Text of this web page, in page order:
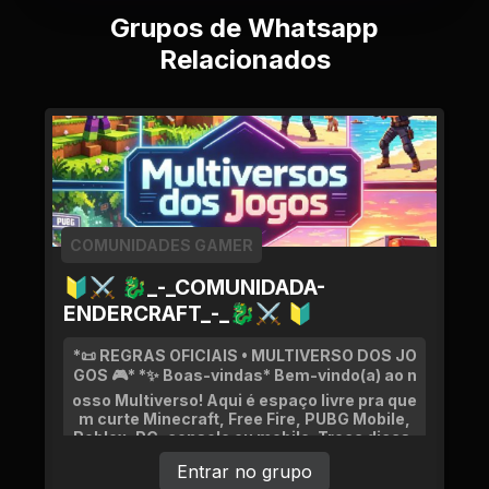
Grupos de Whatsapp
Relacionados
🔰⚔ 🐉_-_COMUNIDADA-
ENDERCRAFT_-_🐉⚔ 🔰
COMUNIDADES GAMER
*📜 REGRAS OFICIAIS • MULTIVERSO DOS JO
GOS 🎮* *✨ Boas-vindas* Bem-vindo(a) ao n
osso Multiverso! Aqui é espaço livre pra que
m curte Minecraft, Free Fire, PUBG Mobile,
Roblox, PC, console ou mobile. Troca dicas,
jogadas, novidades, faz amizade e se divert
e. Pra manter tudo seguro e legal, segue as
Entrar no grupo